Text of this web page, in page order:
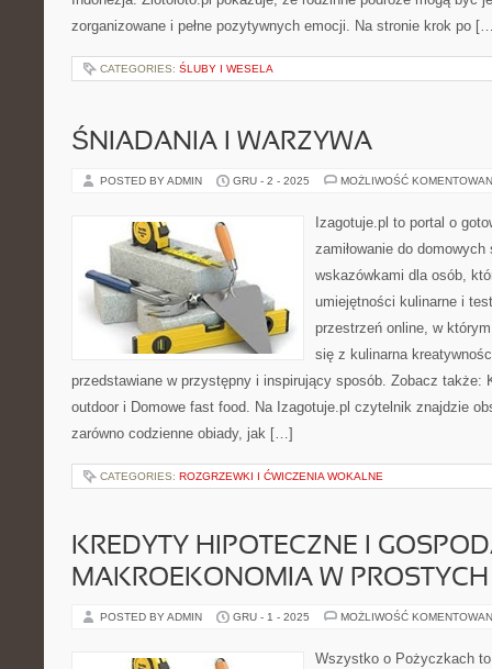
zorganizowane i pełne pozytywnych emocji. Na stronie krok po
CATEGORIES: ŚLUBY I WESELA
ŚNIADANIA I WARZYWA
POSTED BY ADMIN GRU - 2 - 2025 MOŻLIWOŚĆ
Izagotuje.pl to portal o
zamiłowanie do
wskazówkami dla osób,
umiejętności kulinarne i
przestrzeń online, w
się z kulinarna
przedstawiane w przystępny i inspirujący sposób. Zobacz także:
outdoor i Domowe fast food. Na Izagotuje.pl czytelnik znajdzie
zarówno codzienne obiady, jak […]
CATEGORIES: ROZGRZEWKI I ĆWICZENIA WOKALNE
KREDYTY HIPOTECZNE I
MAKROEKONOMIA W
POSTED BY ADMIN GRU - 1 - 2025 MOŻLIWOŚĆ
Wszystko o Pożyczkach